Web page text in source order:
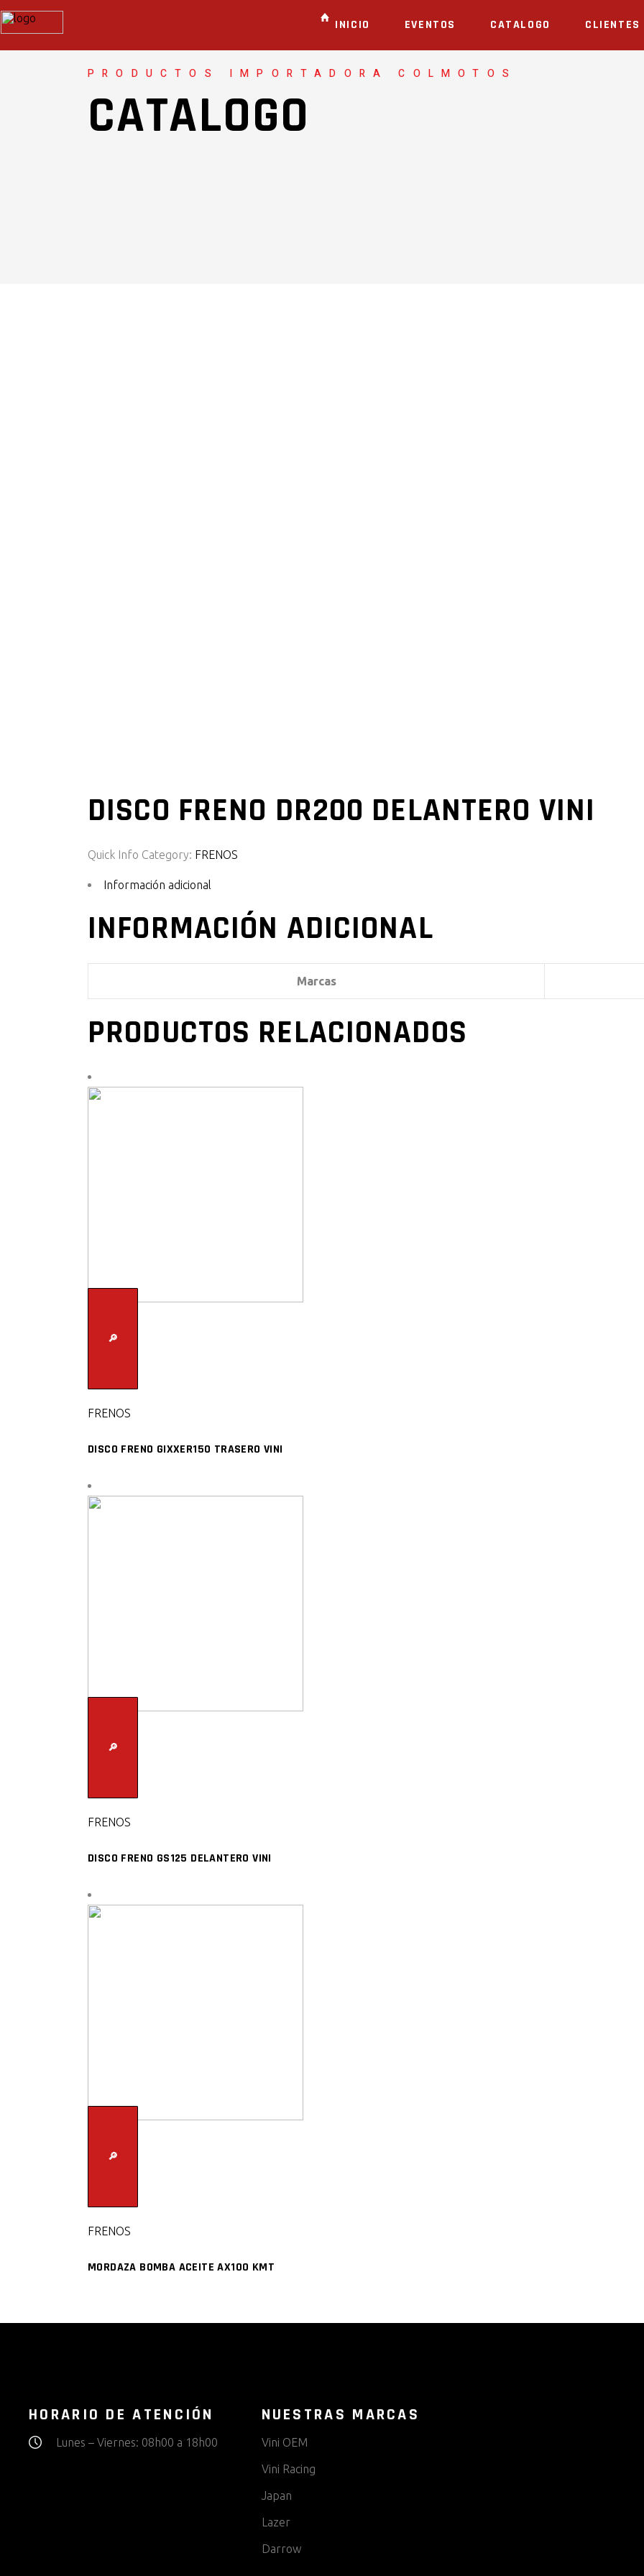
INICIO EVENTOS CATALOGO CLIENTES
PRODUCTOS IMPORTADORA COLMOTOS
CATALOGO
DISCO FRENO DR200 DELANTERO VINI
Quick Info Category: FRENOS
Información adicional
INFORMACIÓN ADICIONAL
Marcas
PRODUCTOS RELACIONADOS
🔎
FRENOS
DISCO FRENO GIXXER150 TRASERO VINI
🔎
FRENOS
DISCO FRENO GS125 DELANTERO VINI
🔎
FRENOS
MORDAZA BOMBA ACEITE AX100 KMT
HORARIO DE ATENCIÓN
Lunes – Viernes: 08h00 a 18h00
NUESTRAS MARCAS
Vini OEM
Vini Racing
Japan
Lazer
Darrow